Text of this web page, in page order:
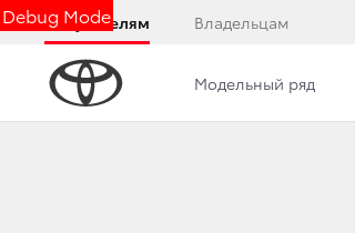
Debug Mode
Покупателям Владельцам
Модельный ряд